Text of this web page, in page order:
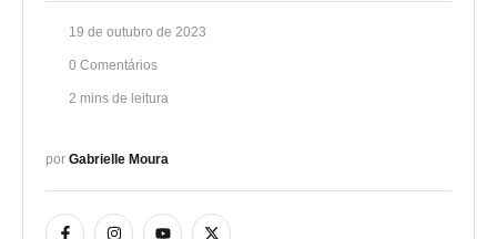
19 de outubro de 2023
0 Comentários
2 mins de leitura
por Gabrielle Moura